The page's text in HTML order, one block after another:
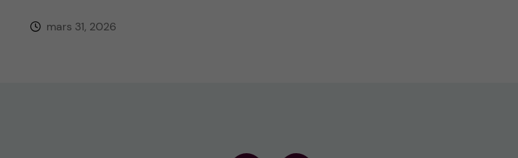
mars 31, 2026